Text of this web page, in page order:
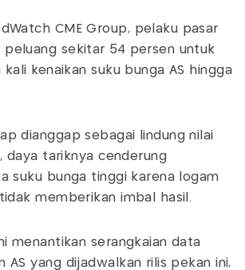
CME Group, pelaku pasar
peluang sekitar 54 persen untuk
kenaikan suku bunga AS hingga
dianggap sebagai lindung nilai
daya tariknya cenderung
suku bunga tinggi karena logam
memberikan imbal hasil.
menantikan serangkaian data
AS yang dijadwalkan rilis pekan ini,